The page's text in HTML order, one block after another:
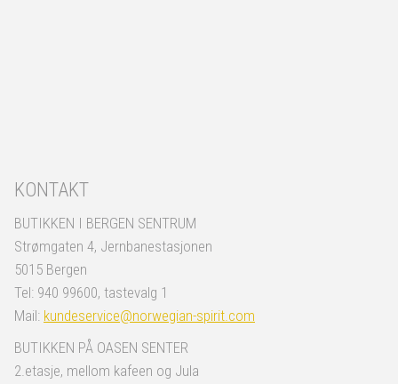
KONTAKT
BUTIKKEN I BERGEN SENTRUM
Strømgaten 4, Jernbanestasjonen
5015 Bergen
Tel: 940 99600, tastevalg 1
Mail: kundeservice@norwegian-spirit.com
BUTIKKEN PÅ OASEN SENTER
2.etasje, mellom kafeen og Jula